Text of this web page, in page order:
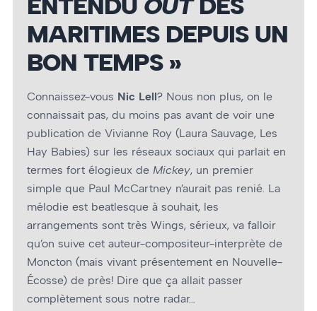
MARITIMES DEPUIS UN
BON TEMPS »
Connaissez-vous Nic Lell? Nous non plus, on le
connaissait pas, du moins pas avant de voir une
publication de Vivianne Roy (Laura Sauvage, Les
Hay Babies) sur les réseaux sociaux qui parlait en
termes fort élogieux de Mickey, un premier
simple que Paul McCartney n’aurait pas renié. La
mélodie est beatlesque à souhait, les
arrangements sont très Wings, sérieux, va falloir
qu’on suive cet auteur-compositeur-interprète de
Moncton (mais vivant présentement en Nouvelle-
Écosse) de près! Dire que ça allait passer
complètement sous notre radar…